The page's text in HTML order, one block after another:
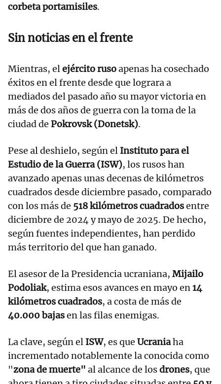
corbeta portamisiles.
Sin noticias en el frente
Mientras, elejército rusoapenas ha cosechado
éxitos en el frente desde que lograra a
mediados del pasado año su mayor victoria en
más de dos años de guerra con la toma de la
ciudad de Pokrovsk (Donetsk).
Pese al deshielo, según el Instituto para el
Estudio de la Guerra (ISW), los rusos han
avanzado apenas unas decenas de kilómetros
cuadrados desde diciembre pasado, comparado
con los más de 518 kilómetros cuadradosentre
diciembre de 2024 y mayo de 2025. De hecho,
según fuentes independientes, han perdido
más territorio del que han ganado.
El asesor de la Presidencia ucraniana, Mijailo
Podoliak, estima esos avances en mayo en14
kilómetros cuadrados, a costa de más de
40.000 bajasen las filas enemigas.
La clave, según el ISW, es que Ucraniaha
incrementado notablemente la conocida como
"zona de muerte" al alcance de losdrones, que